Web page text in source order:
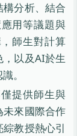
分析、結合
用等議題與
師生對計算
以及AI於生
。
提供師生與
未來國際合作
教授熱心引